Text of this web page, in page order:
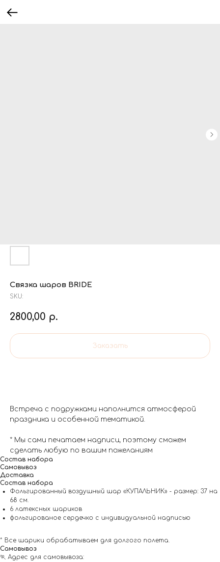
Связка шаров BRIDE
SKU:
2800,00 р.
Заказать
Встреча с подружками наполнится атмосферой
праздника и особенной тематикой.
* Мы сами печатаем надписи, поэтому сможем
сделать любую по вашим пожеланиям
Состав набора
Самовывоз
Доставка
Состав набора
Фольгированный воздушный шар «КУПАЛЬНИК» - размер: 37 на
68 см.
6 латексных шариков
фольгированое сердечко с индивидуальной надписью
* Все шарики обрабатываем для долгого полета.
Самовывоз
🏃 Адрес для самовывоза: